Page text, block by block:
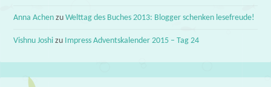
Anna Achen zuWelttag des Buches 2013: Blogger schenken lesefreude!
Vishnu Joshi zu Impress Adventskalender 2015 – Tag 24